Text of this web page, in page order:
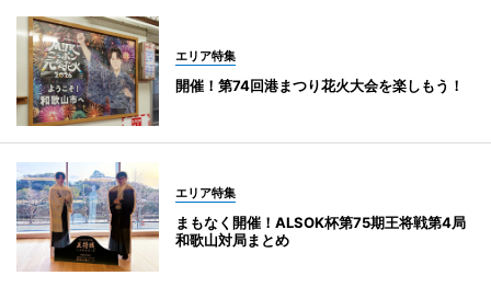
エリア特集
開催！第74回港まつり花火大会を楽しもう！
エリア特集
まもなく開催！ALSOK杯第75期王将戦第4局
和歌山対局まとめ